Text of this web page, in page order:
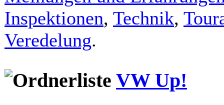
Inspektionen, Technik,
Veredelung.
VW Up!